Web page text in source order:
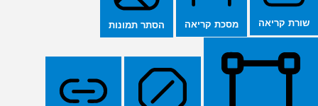
שורת קריאה מסכת קריאה הסתר תמונות